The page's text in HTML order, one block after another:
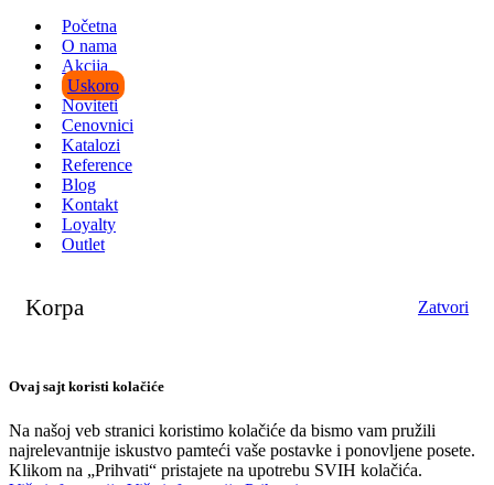
Početna
O nama
Akcija
Uskoro
Noviteti
Cenovnici
Katalozi
Reference
Blog
Kontakt
Loyalty
Outlet
Korpa Zatvori
Ovaj sajt koristi kolačiće
Na našoj veb stranici koristimo kolačiće da bismo vam pružili
najrelevantnije iskustvo pamteći vaše postavke i ponovljene posete.
Klikom na „Prihvati“ pristajete na upotrebu SVIH kolačića.